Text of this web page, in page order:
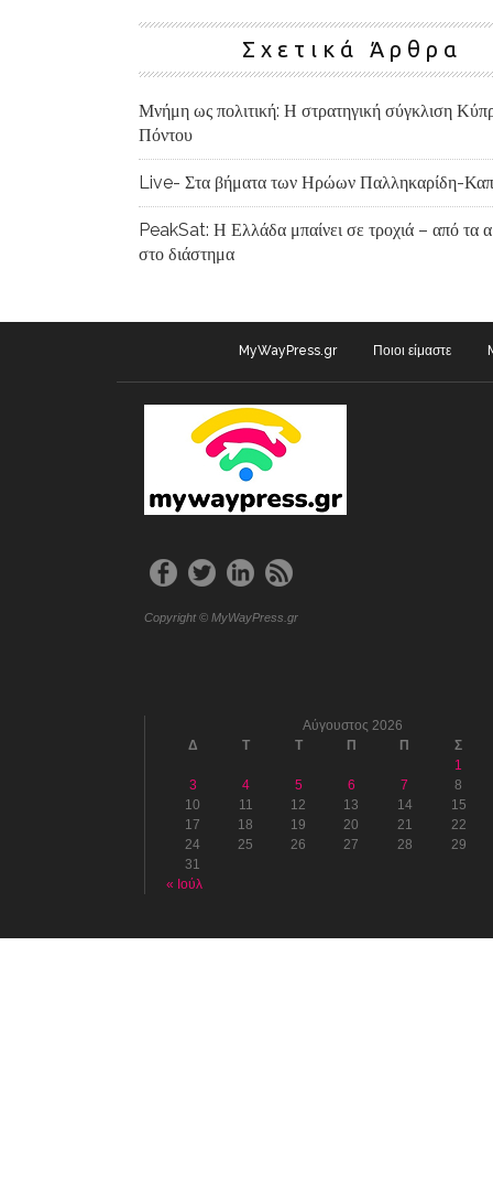
Σχετικά Άρθρα
Μνήμη ως πολιτική: Η στρατηγική σύγκλιση
Πόντου
Live- Στα βήματα των Ηρώων Παλληκαρίδη-
PeakSat: Η Ελλάδα μπαίνει σε τροχιά – από τα
στο διάστημα
MyWayPress.gr Ποιοι είμαστε
Copyright © MyWayPress.gr
Αύγουστος 2026
Δ
Τ Τ Π Π
Σ
1
3
4 5 6 7
8
10
11 12 13 14
15
17
18 19 20 21
22
24
25 26 27 28
29
31
« Ιούλ